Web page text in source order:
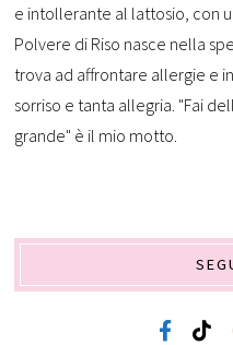
e intollerante al lattosio, con
Polvere di Riso nasce nella
trova ad affrontare allergie e
sorriso e tanta allegria. "Fai
grande" è il mio motto.